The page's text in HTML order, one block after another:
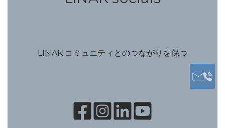
LINAK コミュニティとのつながりを保つ